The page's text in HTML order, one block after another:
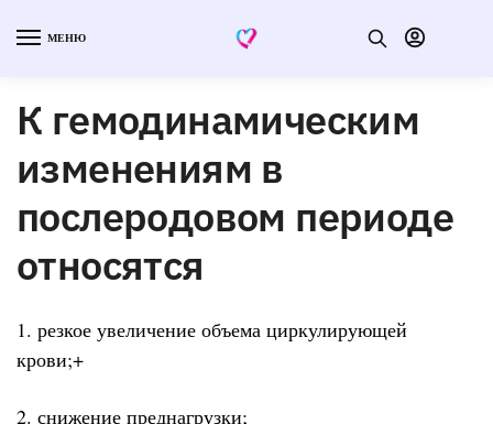
МЕНЮ
К гемодинамическим
изменениям в
послеродовом периоде
относятся
1. резкое увеличение объема циркулирующей
крови;+
2. снижение преднагрузки;